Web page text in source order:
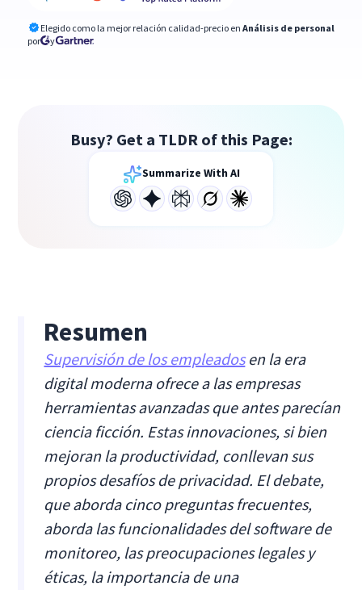
Elegido como la mejor relación calidad-precio en Análisis de personal
por
y
Busy? Get a TLDR of this Page:
Summarize With AI
Resumen
Supervisión de los empleadosen la era
digital moderna ofrece a las empresas
herramientas avanzadas que antes parecían
ciencia ficción. Estas innovaciones, si bien
mejoran la productividad, conllevan sus
propios desafíos de privacidad. El debate,
que aborda cinco preguntas frecuentes,
aborda las funcionalidades del software de
monitoreo, las preocupaciones legales y
éticas, la importancia de una